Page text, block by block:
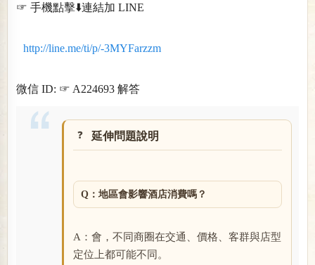
☞ 手機點擊⬇️連結加 LINE
http://line.me/ti/p/-3MYFarzzm
微信 ID: ☞ A224693 解答
延伸問題說明
Q：地區會影響酒店消費嗎？
A：會，不同商圈在交通、價格、客群與店型
定位上都可能不同。